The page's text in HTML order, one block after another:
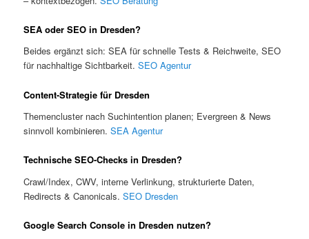
SEA oder SEO in Dresden?
Beides ergänzt sich: SEA für schnelle Tests & Reichweite, SEO
für nachhaltige Sichtbarkeit.SEO Agentur
Content-Strategie für Dresden
Themencluster nach Suchintention planen; Evergreen & News
sinnvoll kombinieren.SEA Agentur
Technische SEO-Checks in Dresden?
Crawl/Index, CWV, interne Verlinkung, strukturierte Daten,
Redirects & Canonicals.SEO Dresden
Google Search Console in Dresden nutzen?